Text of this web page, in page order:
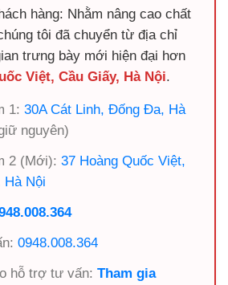
hàng: Nhằm nâng cao chất
tôi đã chuyển từ địa chỉ
trưng bày mới hiện đại hơn
Việt, Cầu Giấy, Hà Nội.
1: 30A Cát Linh, Đống Đa, Hà
nguyên)
2 (Mới): 37 Hoàng Quốc Việt,
Hà Nội
0948.008.364
hỗ trợ tư vấn: Tham gia